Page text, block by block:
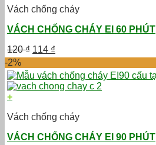
Vách chống cháy
VÁCH CHỐNG CHÁY EI 60 PHÚT
120₫ Giá
gốc
là:
120 ₫.
114 ₫
hiện
tại
là:
114 ₫.
-2%
+
Vách chống cháy
VÁCH CHỐNG CHÁY EI 90 PHÚT